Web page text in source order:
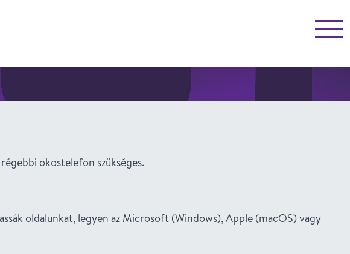
Menü
okostelefon szükséges.
oldalunkat, legyen az Microsoft (Windows), Apple (macOS) vagy